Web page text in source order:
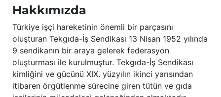
Hakkımızda
Türkiye işçi hareketinin önemli bir parçasını
oluşturan Tekgıda-İş Sendikası 13 Nisan 1952 yılında
9 sendikanın bir araya gelerek federasyon
oluşturması ile kurulmuştur. Tekgıda-İş Sendikası
kimliğini ve gücünü XIX. yüzyılın ikinci yarısından
itibaren örgütlenme sürecine giren tütün ve gıda